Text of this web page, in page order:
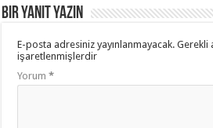
Bir yanıt yazın
E-posta adresiniz yayınlanmayacak. Gerekli
işaretlenmişlerdir
Yorum*